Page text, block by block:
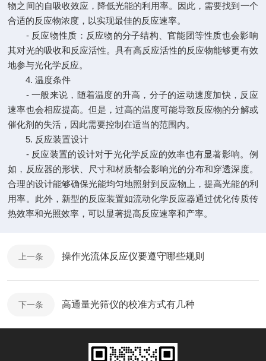
物之间的自吸收效应，降低光能的利用率。因此，需要找到一个
合适的反应物浓度，以实现最佳的反应速率。
- 反应物性质：反应物的分子结构、官能团等性质也会影响
其对光的吸收和反应活性。具有高反应活性的反应物能够更有效
地参与光化学反应。
4. 温度条件
- 一般来说，随着温度的升高，分子的运动速度加快，反应
速率也会相应提高。但是，过高的温度可能导致反应物的分解或
催化剂的失活，因此需要控制在适当的范围内。
5. 反应装置设计
- 反应装置的设计对于光化学反应的效率也有显著影响。例
如，反应器的形状、尺寸和材质都会影响光的分布和穿透深度。
合理的设计能够确保光能均匀地照射到反应物上，提高光能的利
用率。此外，新型的反应装置如流动化学反应器通过优化传质传
热效率和光照效率，可以显著提高反应速率和产率。
上一条 操作光流体反应仪要遵守哪些规则
下一条 高通量光筛仪的校准方式有几种